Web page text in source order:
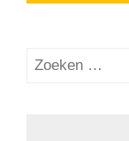
Zoeken